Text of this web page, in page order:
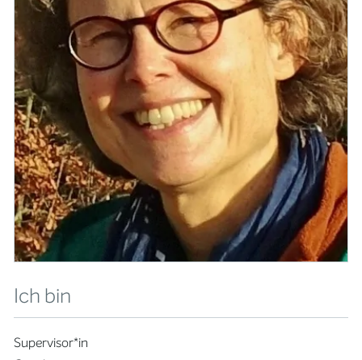
Ich bin
Supervisor*in